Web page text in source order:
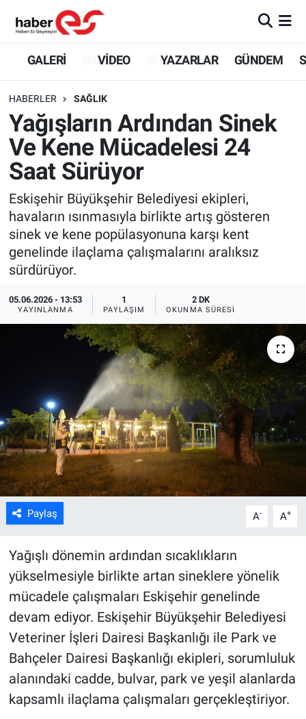
GALERİ VİDEO YAZARLAR GÜNDEM
HABERLER SAĞLIK
Yağışların Ardından Sinek
Ve Kene Mücadelesi 24
Saat Sürüyor
Eskişehir Büyükşehir Belediyesi ekipleri,
havaların ısınmasıyla birlikte artış gösteren
sinek ve kene popülasyonuna karşı kent
genelinde ilaçlama çalışmalarını aralıksız
sürdürüyor.
05.06.2026 - 13:53
YAYINLANMA
1
PAYLAŞIM
2 DK
OKUNMA SÜRESI
Paylaş A- A+
Yağışlı dönemin ardından sıcaklıkların
yükselmesiyle birlikte artan sineklere yönelik
mücadele çalışmaları Eskişehir genelinde
devam ediyor. Eskişehir Büyükşehir Belediyesi
Veteriner İşleri Dairesi Başkanlığı ile Park ve
Bahçeler Dairesi Başkanlığı ekipleri, sorumluluk
alanındaki cadde, bulvar, park ve yeşil alanlarda
kapsamlı ilaçlama çalışmaları gerçekleştiriyor.
GALERİ
YAZARLAR
GÜNDEM
SİYASET
TEKNOLOJİ
EKONOMİ
SPOR
ASAYİŞ
Eskişehir Nöbetçi Eczaneler
Eskişehir Trafik Yoğunluk Haritası
Süper Lig Puan Durumu ve Fikstür
Tüm Manşetler
Son Dakika Haberleri
Haber Arşivi